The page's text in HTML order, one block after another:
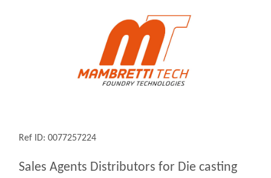
Ref ID: 0077257224
Sales Agents Distributors for Die casting